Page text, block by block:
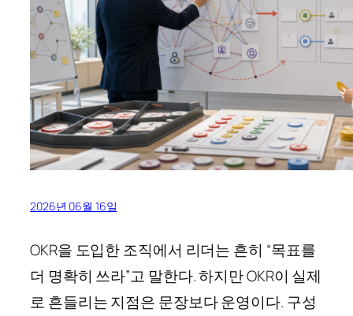
2026년 06월 16일
OKR을 도입한 조직에서 리더는 흔히 “목표를
더 명확히 쓰라”고 말한다. 하지만 OKR이 실제
로 흔들리는 지점은 문장보다 운영이다. 구성